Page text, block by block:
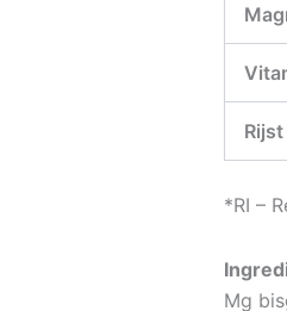
*RI –
Mg